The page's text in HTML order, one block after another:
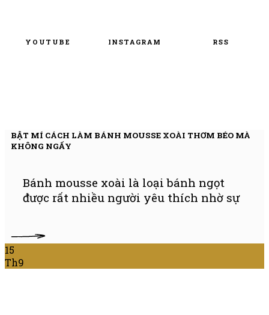
YOUTUBE INSTAGRAM RSS
BẬT MÍ CÁCH LÀM BÁNH MOUSSE XOÀI THƠM BÉO MÀ
KHÔNG NGẤY
Bánh mousse xoài là loại bánh ngọt
được rất nhiều người yêu thích nhờ sự
15
Th9